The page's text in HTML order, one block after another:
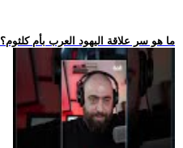
.. ما هو سر علاقة اليهود العرب بأم كلثوم؟